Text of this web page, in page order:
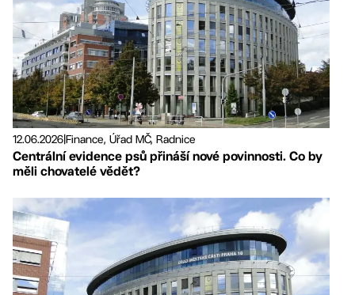
12.06.2026Finance, Úřad MČ, Radnice
Centrální evidence psů přináší nové povinnosti. Co by
měli chovatelé vědět?